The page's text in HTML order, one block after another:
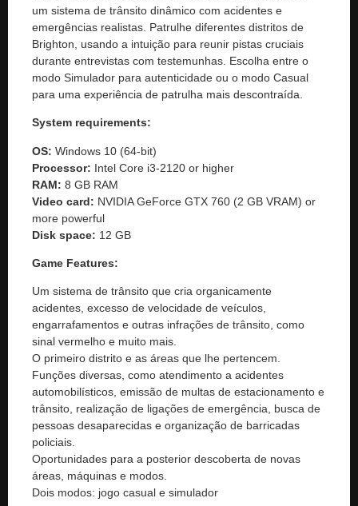
um sistema de trânsito dinâmico com acidentes e
emergências realistas. Patrulhe diferentes distritos de
Brighton, usando a intuição para reunir pistas cruciais
durante entrevistas com testemunhas. Escolha entre o
modo Simulador para autenticidade ou o modo Casual
para uma experiência de patrulha mais descontraída.
System requirements:
OS: Windows 10 (64-bit)
Processor: Intel Core i3-2120 or higher
RAM: 8 GB RAM
Video card: NVIDIA GeForce GTX 760 (2 GB VRAM) or
more powerful
Disk space: 12 GB
Game Features:
Um sistema de trânsito que cria organicamente
acidentes, excesso de velocidade de veículos,
engarrafamentos e outras infrações de trânsito, como
sinal vermelho e muito mais.
O primeiro distrito e as áreas que lhe pertencem.
Funções diversas, como atendimento a acidentes
automobilísticos, emissão de multas de estacionamento e
trânsito, realização de ligações de emergência, busca de
pessoas desaparecidas e organização de barricadas
policiais.
Oportunidades para a posterior descoberta de novas
áreas, máquinas e modos.
Dois modos: jogo casual e simulador